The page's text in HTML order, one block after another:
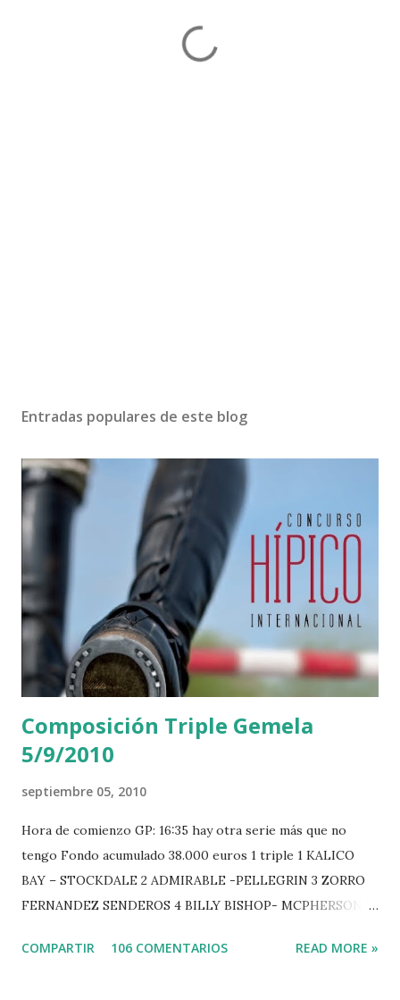
Entradas populares de este blog
Composición Triple Gemela
5/9/2010
septiembre 05, 2010
Hora de comienzo GP: 16:35 hay otra serie más que no
tengo Fondo acumulado 38.000 euros 1 triple 1 KALICO
BAY – STOCKDALE 2 ADMIRABLE -PELLEGRIN 3 ZORRO
FERNANDEZ SENDEROS 4 BILLY BISHOP- MCPHERSON 5
-EPAILLARD 7 GIG AMAI M WHITAKER 8 SILVANA DU
COMPARTIR 106 COMENTARIOS READ MORE »